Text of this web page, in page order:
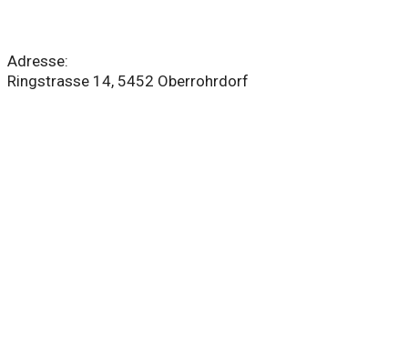
Adresse:
Ringstrasse 14, 5452 Oberrohrdorf